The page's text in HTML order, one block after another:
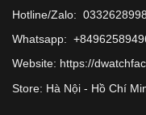
Hotline/Zalo: 0332628998
Whatsapp:
Website: https://
Store: Hà Nội - Hồ Chí